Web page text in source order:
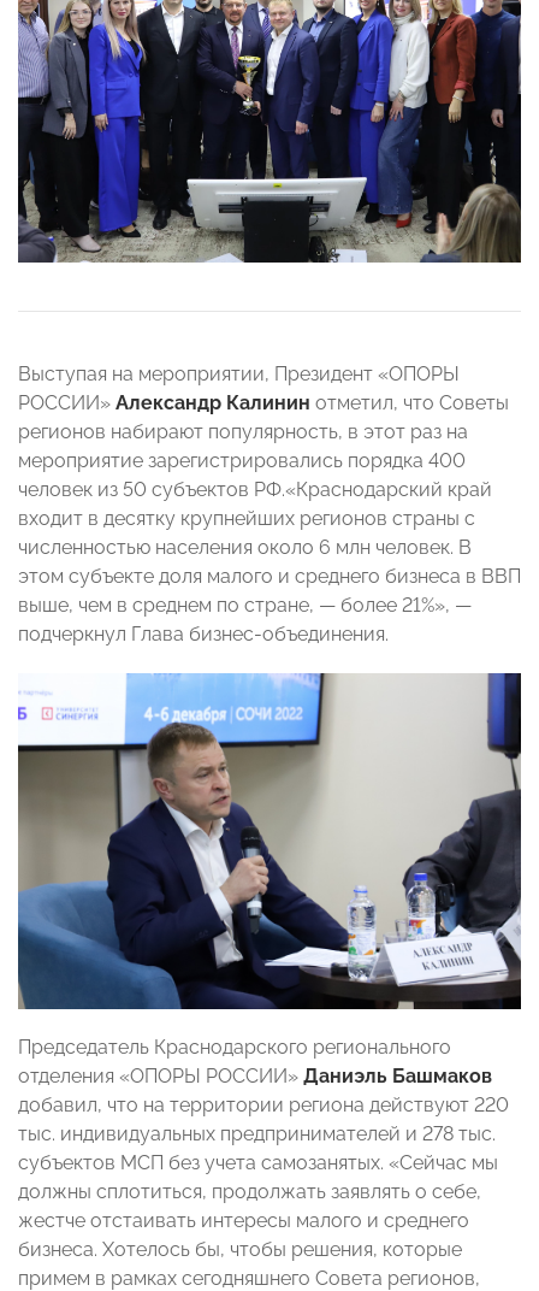
Выступая на мероприятии, Президент «ОПОРЫ
РОССИИ» Александр Калинин отметил, что Советы
регионов набирают популярность, в этот раз на
мероприятие зарегистрировались порядка 400
человек из 50 субъектов РФ.«Краснодарский край
входит в десятку крупнейших регионов страны с
численностью населения около 6 млн человек. В
этом субъекте доля малого и среднего бизнеса в ВВП
выше, чем в среднем по стране, — более 21%», —
подчеркнул Глава бизнес-объединения.
Председатель Краснодарского регионального
отделения «ОПОРЫ РОССИИ» Даниэль Башмаков
добавил, что на территории региона действуют 220
тыс. индивидуальных предпринимателей и 278 тыс.
субъектов МСП без учета самозанятых. «Сейчас мы
должны сплотиться, продолжать заявлять о себе,
жестче отстаивать интересы малого и среднего
бизнеса. Хотелось бы, чтобы решения, которые
примем в рамках сегодняшнего Совета регионов,